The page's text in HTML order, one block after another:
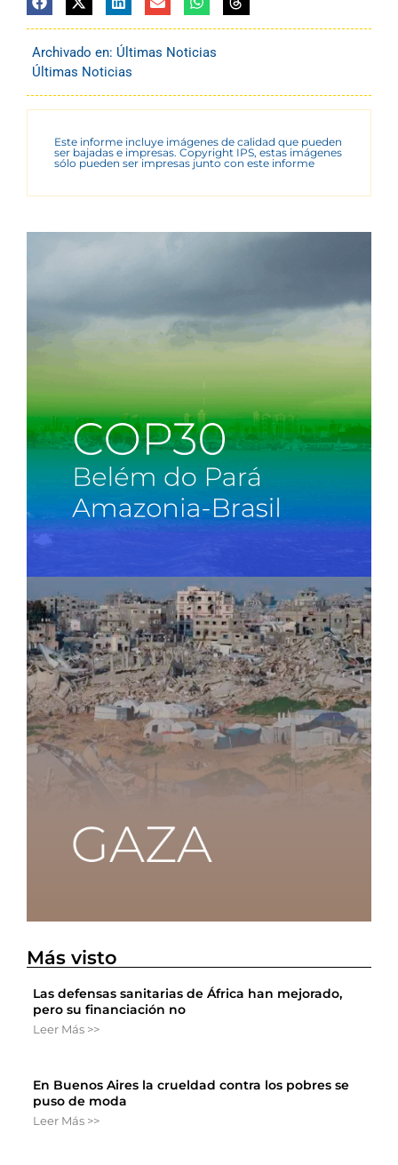
Archivado en: Últimas Noticias
Últimas Noticias
Este informe incluye imágenes de calidad que pueden
ser bajadas e impresas. Copyright IPS, estas imágenes
sólo pueden ser impresas junto con este informe
Más visto
Las defensas sanitarias de África han mejorado,
pero su financiación no
Leer Más >>
En Buenos Aires la crueldad contra los pobres se
puso de moda
Leer Más >>